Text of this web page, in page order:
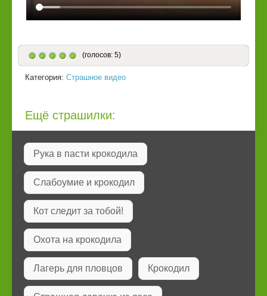
(голосов: 5)
Категория: Страшное видео
Ещё страшилки:
Рука в пасти крокодила
Слабоумие и крокодил
Кот следит за тобой!
Охота на крокодила
Лагерь для пловцов Крокодил